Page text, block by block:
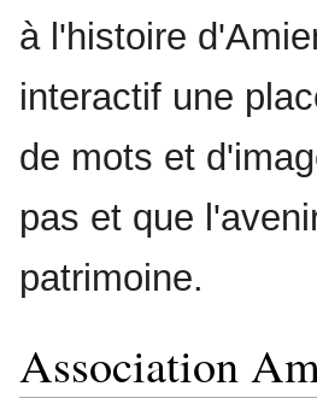
à l'histoire
interactif une
de mots et
pas et que
patrimoine.
Association